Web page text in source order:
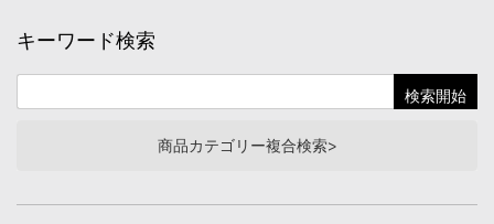
キーワード検索
商品カテゴリー複合検索>